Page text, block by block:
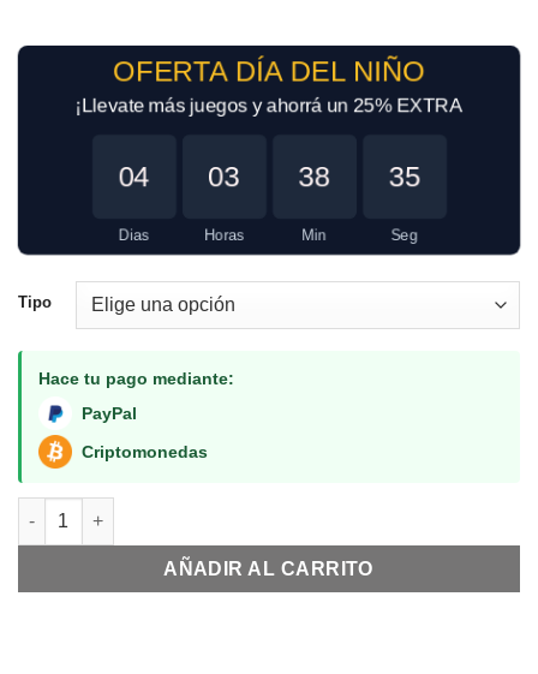
OFERTA DÍA DEL NIÑO
¡Llevate más juegos y ahorrá un 25% EXTRA
04
Dias
03
Horas
38
Min
35
Seg
Tipo
Hace tu pago mediante:
PayPal
Criptomonedas
PAW Patrol PS5 RETRO cantidad
AÑADIR AL CARRITO